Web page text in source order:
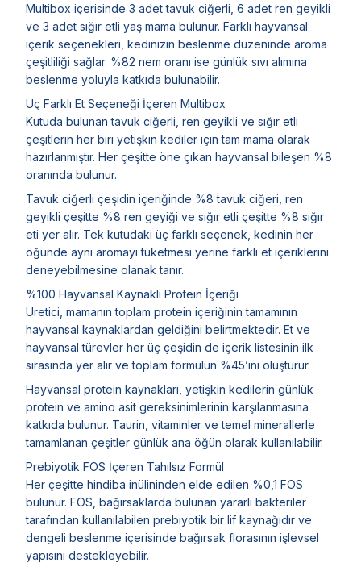
Multibox içerisinde 3 adet tavuk ciğerli, 6 adet ren geyikli
ve 3 adet sığır etli yaş mama bulunur. Farklı hayvansal
içerik seçenekleri, kedinizin beslenme düzeninde aroma
çeşitliliği sağlar. %82 nem oranı ise günlük sıvı alımına
beslenme yoluyla katkıda bulunabilir.
Üç Farklı Et Seçeneği İçeren Multibox
Kutuda bulunan tavuk ciğerli, ren geyikli ve sığır etli
çeşitlerin her biri yetişkin kediler için tam mama olarak
hazırlanmıştır. Her çeşitte öne çıkan hayvansal bileşen %8
oranında bulunur.
Tavuk ciğerli çeşidin içeriğinde %8 tavuk ciğeri, ren
geyikli çeşitte %8 ren geyiği ve sığır etli çeşitte %8 sığır
eti yer alır. Tek kutudaki üç farklı seçenek, kedinin her
öğünde aynı aromayı tüketmesi yerine farklı et içeriklerini
deneyebilmesine olanak tanır.
%100 Hayvansal Kaynaklı Protein İçeriği
Üretici, mamanın toplam protein içeriğinin tamamının
hayvansal kaynaklardan geldiğini belirtmektedir. Et ve
hayvansal türevler her üç çeşidin de içerik listesinin ilk
sırasında yer alır ve toplam formülün %45’ini oluşturur.
Hayvansal protein kaynakları, yetişkin kedilerin günlük
protein ve amino asit gereksinimlerinin karşılanmasına
katkıda bulunur. Taurin, vitaminler ve temel minerallerle
tamamlanan çeşitler günlük ana öğün olarak kullanılabilir.
Prebiyotik FOS İçeren Tahılsız Formül
Her çeşitte hindiba inülininden elde edilen %0,1 FOS
bulunur. FOS, bağırsaklarda bulunan yararlı bakteriler
tarafından kullanılabilen prebiyotik bir lif kaynağıdır ve
dengeli beslenme içerisinde bağırsak florasının işlevsel
yapısını destekleyebilir.